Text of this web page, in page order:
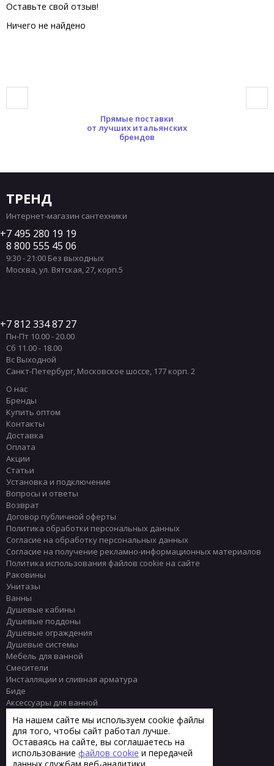
Оставьте свой отзыв!
Ничего не найдено
Прямые поставки
от лучших итальянских
брендов
ТРЕНД
Интернет-магазин сантехники
7 495 280 19 19
8 800 555 45 06
9:30 - 21:00 Без выходных
Москва,ул. Вятская, 27, корп.5
7 812 334 87 27
Пн-Пт 10.00 - 20.00
Сб 11.00 - 18.00
Вс Выходной
Санкт-Петербург, Московское шоссе, 177 корп. 2
О нас
Бренды
Купить оптом
Контакты
Доставка
Оплата
Акции
Статьи
Установка и подключение
Вопросы и ответы
Возврат
Договор публичной оферты
Политика обработки персональных данных
Согласие на обработку персональных данных
Согласие на получение рекламно-информационных материалов
Политика использования файлов cookie на сайте
Раковины
Унитазы
Ванны
Душевые кабины
Душевые поддоны
Душевые ограждения
Душевые системы
Мебель для ванной
Смесители
Инсталляции и сливная арматура
Биде
Аксессуары для ванной
Полотенцесушители
Комплектующие
Плитка
На нашем сайте мы используем cookie файлы
для того, чтобы сайт работал лучше.
Оставаясь на сайте, вы соглашаетесь на
использование файлов cookie и передачей